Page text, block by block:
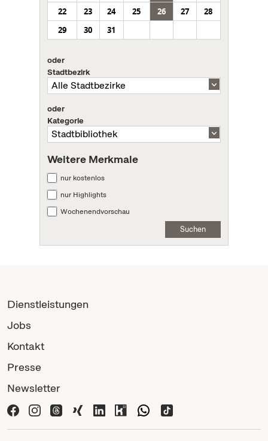
22
23 24 25 26 27
28
29
30 31
oder
Stadtbezirk
oder
Kategorie
Weitere Merkmale
nur kostenlos
nur Highlights
Wochenendvorschau
Suchen
Dienstleistungen
Jobs
Kontakt
Presse
Newsletter